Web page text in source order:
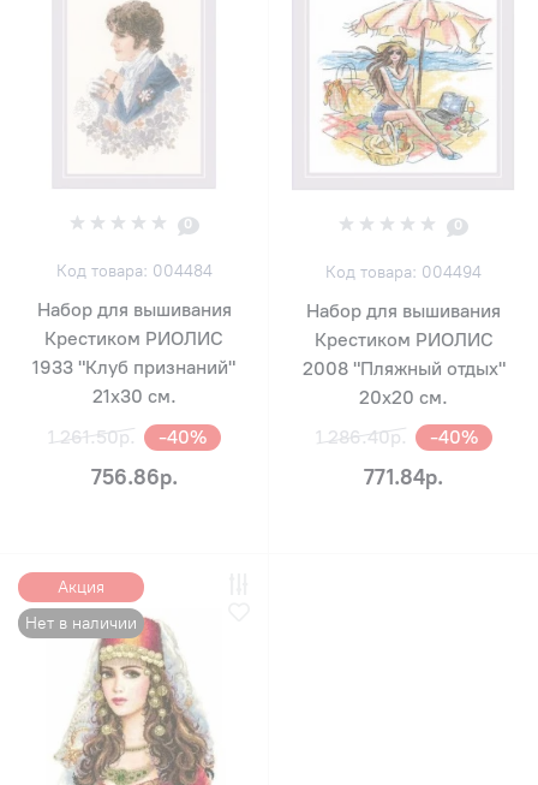
0
Код товара: 004484
Набор для вышивания
Крестиком РИОЛИС
1933 "Клуб признаний"
21х30 см.
1 261.50р.
-40%
756.86р.
0
Код товара: 004494
Набор для вышивания
Крестиком РИОЛИС
2008 "Пляжный отдых"
20х20 см.
1 286.40р.
-40%
771.84р.
Акция
Нет в наличии